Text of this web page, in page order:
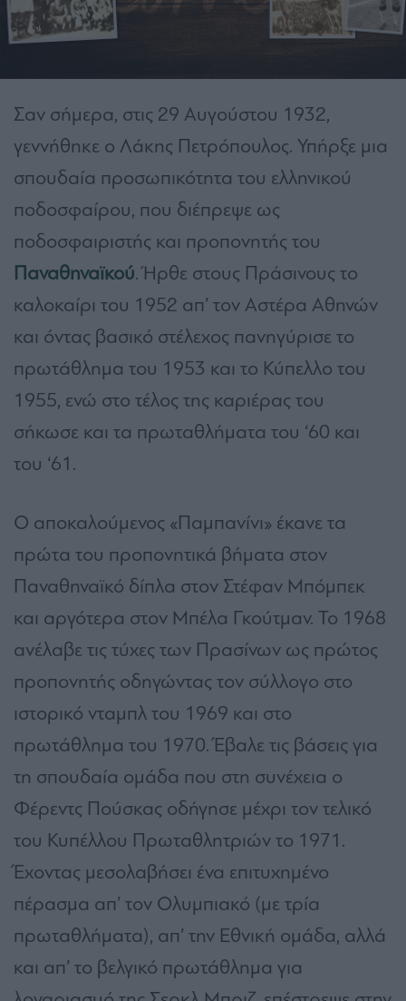
Σαν σήμερα, στις 29 Αυγούστου 1932,
γεννήθηκε ο Λάκης Πετρόπουλος. Υπήρξε μια
σπουδαία προσωπικότητα του ελληνικού
ποδοσφαίρου, που διέπρεψε ως
ποδοσφαιριστής και προπονητής του
Παναθηναϊκού. Ήρθε στους Πράσινους το
καλοκαίρι του 1952 απ’ τον Αστέρα Αθηνών
και όντας βασικό στέλεχος πανηγύρισε το
πρωτάθλημα του 1953 και το Κύπελλο του
1955, ενώ στο τέλος της καριέρας του
σήκωσε και τα πρωταθλήματα του ‘60 και
του ‘61.
Ο αποκαλούμενος «Παμπανίνι» έκανε τα
πρώτα του προπονητικά βήματα στον
Παναθηναϊκό δίπλα στον Στέφαν Μπόμπεκ
και αργότερα στον Μπέλα Γκούτμαν. Το 1968
ανέλαβε τις τύχες των Πρασίνων ως πρώτος
προπονητής οδηγώντας τον σύλλογο στο
ιστορικό νταμπλ του 1969 και στο
πρωτάθλημα του 1970. Έβαλε τις βάσεις για
τη σπουδαία ομάδα που στη συνέχεια ο
Φέρεντς Πούσκας οδήγησε μέχρι τον τελικό
του Κυπέλλου Πρωταθλητριών το 1971.
Έχοντας μεσολαβήσει ένα επιτυχημένο
πέρασμα απ’ τον Ολυμπιακό (με τρία
πρωταθλήματα), απ’ την Εθνική ομάδα, αλλά
και απ’ το βελγικό πρωτάθλημα για